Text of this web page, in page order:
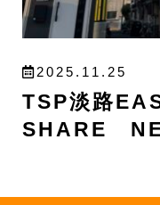
2025.11.25
TSP淡路
SHARE